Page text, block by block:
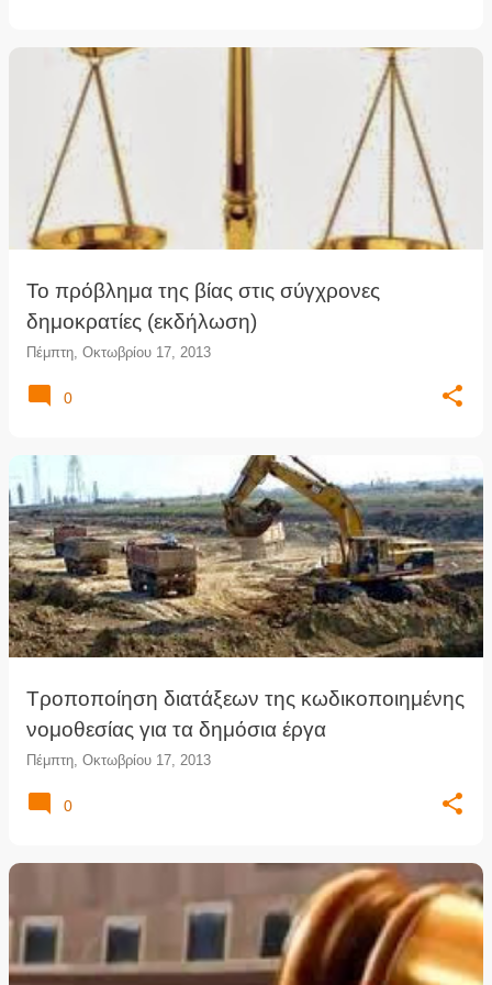
Το πρόβλημα της βίας στις σύγχρονες
δημοκρατίες (εκδήλωση)
Πέμπτη, Οκτωβρίου 17, 2013
0
Τροποποίηση διατάξεων της κωδικοποιημένης
νομοθεσίας για τα δημόσια έργα
Πέμπτη, Οκτωβρίου 17, 2013
0